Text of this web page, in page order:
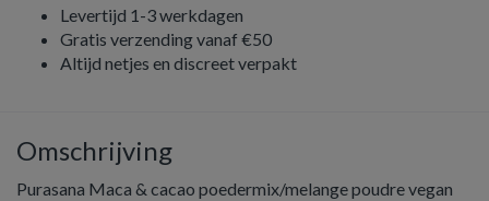
Levertijd 1-3 werkdagen
Gratis verzending vanaf €50
Altijd netjes en discreet verpakt
Omschrijving
Purasana Maca & cacao poedermix/melange poudre vegan